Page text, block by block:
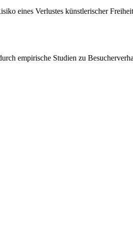
eines Verlustes künstlerischer
empirische Studien zu